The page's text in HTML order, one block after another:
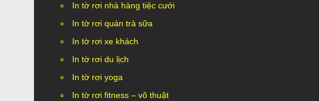
In tờ rơi nhà hàng tiệc cưới
In tờ rơi quán trà sữa
In tờ rơi xe khách
In tờ rơi du lịch
In tờ rơi yoga
In tờ rơi fitness – võ thuật